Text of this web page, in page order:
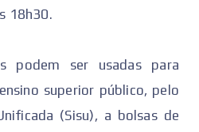
18h30.
podem ser usadas para
superior público, pelo
(Sisu), a bolsas de